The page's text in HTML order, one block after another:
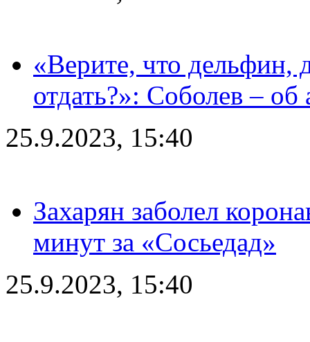
«Верите, что дельфин,
отдать?»: Соболев – об
25.9.2023, 15:40
Захарян заболел
минут за «Сосьедад»
25.9.2023, 15:40